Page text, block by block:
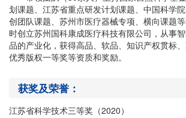
划课题、江苏省重点研发计划课题、中国科学
创团队课题、苏州市医疗器械专项、横向课题等
时创立苏州国科康成医疗科技有限公司，从事
品的产业化，获得高品、软品、知识产权贯标
优秀版权一等奖等资质和奖励。
获奖及荣誉：
江苏省科学技术三等奖（2020）